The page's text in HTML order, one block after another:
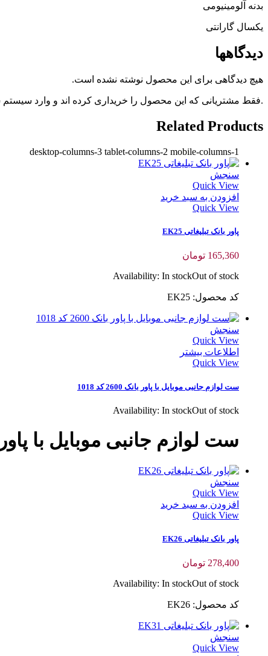
بدنه آلومینیومی
یکسال گارانتی
دیدگاهها
هیچ دیدگاهی برای این محصول نوشته نشده است.
.فقط مشتریانی که این محصول را خریداری کرده اند و وارد سیستم
Related Products
desktop-columns-3 tablet-columns-2 mobile-columns-1
سنجش
Quick View
افزودن به سبد خرید
Quick View
پاور بانک تبلیغاتی EK25
165,360 تومان
Availability: In stockOut of stock
کد محصول: EK25
سنجش
Quick View
اطلاعات بیشتر
Quick View
ست لوازم جانبی موبایل با پاور بانک 2600 کد 1018
Availability: In stockOut of stock
ست لوازم جانبی موبایل با پاور بانک 2600
سنجش
Quick View
افزودن به سبد خرید
Quick View
پاور بانک تبلیغاتی EK26
278,400 تومان
Availability: In stockOut of stock
کد محصول: EK26
سنجش
Quick View